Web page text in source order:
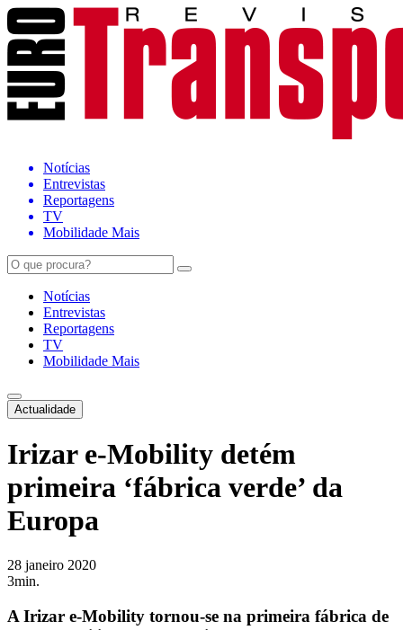
Notícias
Entrevistas
Reportagens
TV
Mobilidade Mais
Notícias
Entrevistas
Reportagens
TV
Mobilidade Mais
Actualidade
Irizar e-Mobility detém
primeira ‘fábrica verde’ da
Europa
28 janeiro 2020
3min.
A Irizar e-Mobility tornou-se na primeira fábrica de